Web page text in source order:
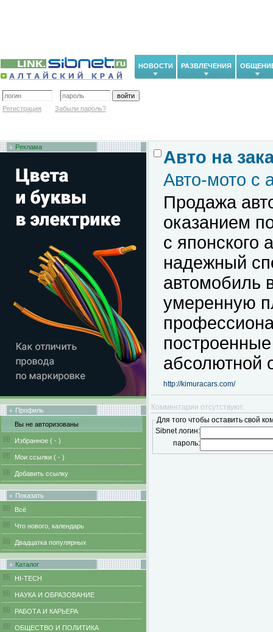
НОВОСТИ РАЗВЛЕЧЕНИЯ
Регистрация Забыли пароль?
Реклама
Профиль
Вы не авторизованы
Избранное ( - )
Мои ссылки ( - )
Добавить ссылку
Показать
Всё
Что нового, календарь
Двадцатка популярных
Каталог
HI-TECH
НАУКА И ОБРАЗОВАНИЕ
РАБОТА И КАРЬЕРА
ОБЩЕСТВО И ПОЛИТИКА
Авто на
Авто-мото с
Продажа
оказанием
с японского
надежный
автомобиль
умеренную
абсолютной
http://kimuracars.com/
Комментарии отсутствуют.
Для того чтобы оставить свой
Sibnet логин:
пароль: